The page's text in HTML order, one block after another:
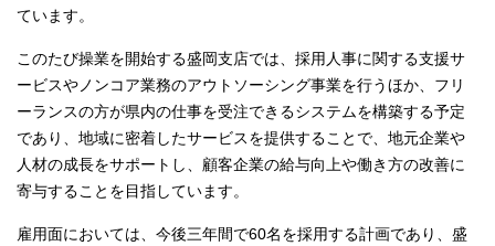
ています。
このたび操業を開始する盛岡支店では、採用人事に関する支援サ
ービスやノンコア業務のアウトソーシング事業を行うほか、フリ
ーランスの方が県内の仕事を受注できるシステムを構築する予定
であり、地域に密着したサービスを提供することで、地元企業や
人材の成長をサポートし、顧客企業の給与向上や働き方の改善に
寄与することを目指しています。
雇用面においては、今後三年間で60名を採用する計画であり、盛